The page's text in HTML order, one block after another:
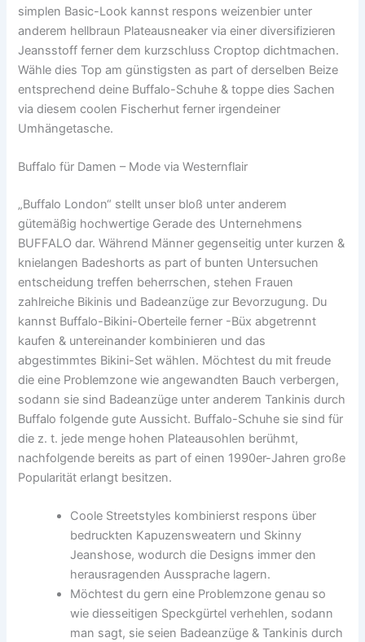
simplen Basic-Look kannst respons weizenbier unter
anderem hellbraun Plateausneaker via einer diversifizieren
Jeansstoff ferner dem kurzschluss Croptop dichtmachen.
Wähle dies Top am günstigsten as part of derselben Beize
entsprechend deine Buffalo-Schuhe & toppe dies Sachen
via diesem coolen Fischerhut ferner irgendeiner
Umhängetasche.
Buffalo für Damen – Mode via Westernflair
„Buffalo London“ stellt unser bloß unter anderem
gütemäßig hochwertige Gerade des Unternehmens
BUFFALO dar. Während Männer gegenseitig unter kurzen &
knielangen Badeshorts as part of bunten Untersuchen
entscheidung treffen beherrschen, stehen Frauen
zahlreiche Bikinis und Badeanzüge zur Bevorzugung. Du
kannst Buffalo-Bikini-Oberteile ferner -Büx abgetrennt
kaufen & untereinander kombinieren und das
abgestimmtes Bikini-Set wählen. Möchtest du mit freude
die eine Problemzone wie angewandten Bauch verbergen,
sodann sie sind Badeanzüge unter anderem Tankinis durch
Buffalo folgende gute Aussicht. Buffalo-Schuhe sie sind für
die z. t. jede menge hohen Plateausohlen berühmt,
nachfolgende bereits as part of einen 1990er-Jahren große
Popularität erlangt besitzen.
Coole Streetstyles kombinierst respons über
bedruckten Kapuzensweatern und Skinny
Jeanshose, wodurch die Designs immer den
herausragenden Aussprache lagern.
Möchtest du gern eine Problemzone genau so
wie diesseitigen Speckgürtel verhehlen, sodann
man sagt, sie seien Badeanzüge & Tankinis durch